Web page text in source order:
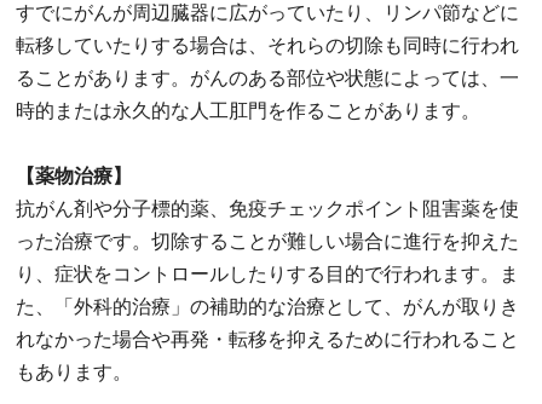
すでにがんが周辺臓器に広がっていたり、リンパ節などに
転移していたりする場合は、それらの切除も同時に行われ
ることがあります。がんのある部位や状態によっては、一
時的または永久的な人工肛門を作ることがあります。
【薬物治療】
抗がん剤や分子標的薬、免疫チェックポイント阻害薬を使
った治療です。切除することが難しい場合に進行を抑えた
り、症状をコントロールしたりする目的で行われます。ま
た、「外科的治療」の補助的な治療として、がんが取りき
れなかった場合や再発・転移を抑えるために行われること
もあります。